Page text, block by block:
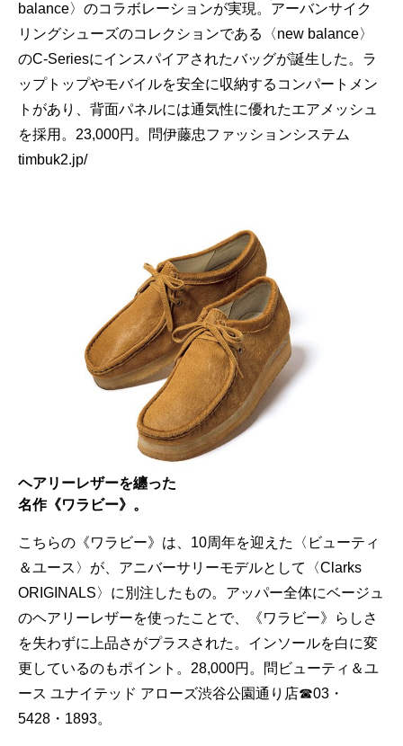
balance〉のコラボレーションが実現。アーバンサイク
リングシューズのコレクションである〈new balance〉
のC-Seriesにインスパイアされたバッグが誕生した。ラ
ップトップやモバイルを安全に収納するコンパートメン
トがあり、背面パネルには通気性に優れたエアメッシュ
を採用。23,000円。問伊藤忠ファッションシステム
timbuk2.jp/
ヘアリーレザーを纏った
名作《ワラビー》。
こちらの《ワラビー》は、10周年を迎えた〈ビューティ
＆ユース〉が、アニバーサリーモデルとして〈Clarks
ORIGINALS〉に別注したもの。アッパー全体にベージュ
のヘアリーレザーを使ったことで、《ワラビー》らしさ
を失わずに上品さがプラスされた。インソールを白に変
更しているのもポイント。28,000円。問ビューティ＆ユ
ース ユナイテッド アローズ渋谷公園通り店☎03・
5428・1893。